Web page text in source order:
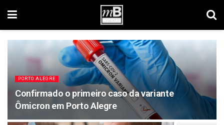
PORTO ALEGRE
Confirmado o primeiro caso da variante
Ômicron em Porto Alegre